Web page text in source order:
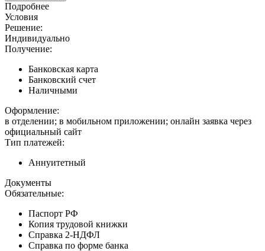
Подробнее
Условия
Решение:
Индивидуально
Получение:
Банковская карта
Банковский счет
Наличными
Оформление:
в отделении; в мобильном приложении; онлайн заявка через
официальный сайт
Тип платежей:
Аннуитетный
Документы
Обязательные:
Паспорт РФ
Копия трудовой книжки
Справка 2-НДФЛ
Справка по форме банка